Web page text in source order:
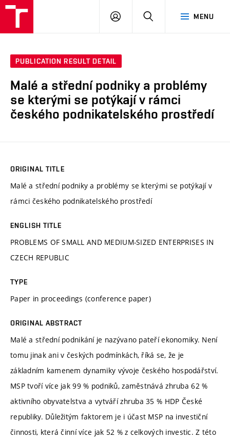
MENU
LOG
SEARCH
PUBLICATION RESULT DETAIL
Malé a střední podniky a problémy
se kterými se potýkají v rámci
českého podnikatelského prostředí
ORIGINAL TITLE
Malé a střední podniky a problémy se kterými se potýkají v
rámci českého podnikatelského prostředí
ENGLISH TITLE
PROBLEMS OF SMALL AND MEDIUM-SIZED ENTERPRISES IN
CZECH REPUBLIC
TYPE
Paper in proceedings (conference paper)
ORIGINAL ABSTRACT
Malé a střední podnikání je nazývano pateří ekonomiky. Není
tomu jinak ani v českých podmínkách, říká se, že je
základním kamenem dynamiky vývoje českého hospodářství.
MSP tvoří více jak 99 % podniků, zaměstnává zhruba 62 %
aktivního obyvatelstva a vytváří zhruba 35 % HDP České
republiky. Důležitým faktorem je i účast MSP na investiční
činnosti, která činní více jak 52 % z celkových investic. Z této